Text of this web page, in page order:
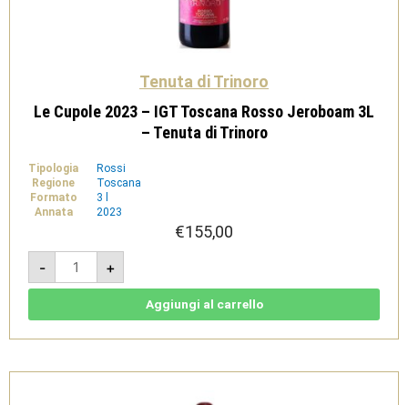
Tenuta di Trinoro
Le Cupole 2023 – IGT Toscana Rosso Jeroboam 3L
– Tenuta di Trinoro
Tipologia
Rossi
Regione
Toscana
Formato
3 l
Annata
2023
€155,00
-
Le
Cupole
2023
-
Jeroboam
Tenuta
+
Aggiungi al carrello